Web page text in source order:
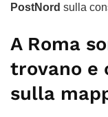
PostNord sulla
A Roma
trovano e
sulla